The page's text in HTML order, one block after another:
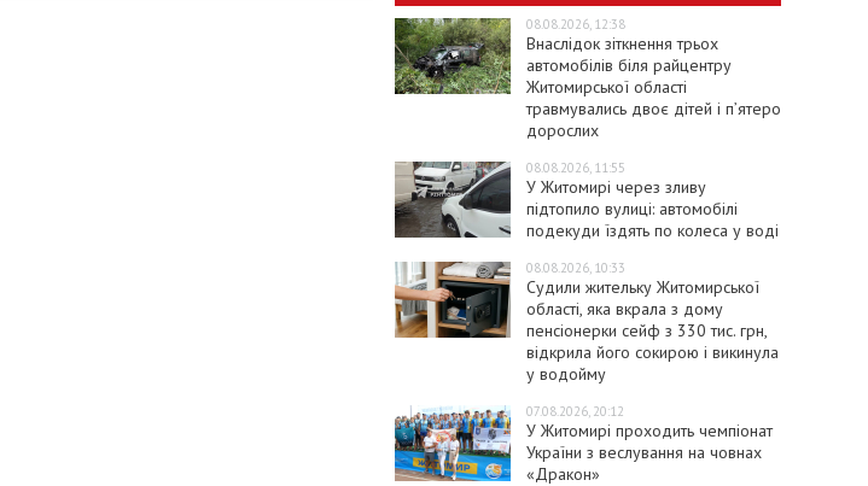
08.08.2026, 12:38
Внаслідок зіткнення трьох
автомобілів біля райцентру
Житомирської області
травмувались двоє дітей і пʼятеро
дорослих
08.08.2026, 11:55
У Житомирі через зливу
підтопило вулиці: автомобілі
подекуди їздять по колеса у воді
08.08.2026, 10:33
Судили жительку Житомирської
області, яка вкрала з дому
пенсіонерки сейф з 330 тис. грн,
відкрила його сокирою і викинула
у водойму
07.08.2026, 20:12
У Житомирі проходить чемпіонат
України з веслування на човнах
«Дракон»